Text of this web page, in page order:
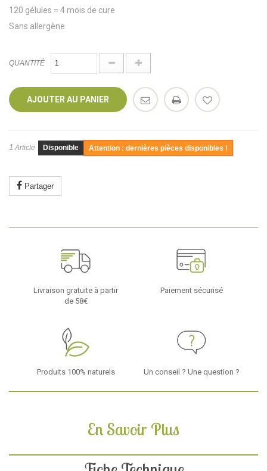
120 gélules = 4 mois de cure
Sans allergène
QUANTITÉ
AJOUTER AU PANIER
1 Article Disponible Attention : dernières pièces disponibles !
Partager
Livraison gratuite à partir
de 58€
Paiement sécurisé
Produits 100% naturels Un conseil ? Une question ?
En Savoir Plus